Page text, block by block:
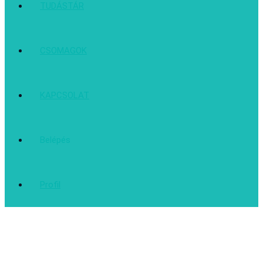
TUDÁSTÁR
CSOMAGOK
KAPCSOLAT
Belépés
Profil